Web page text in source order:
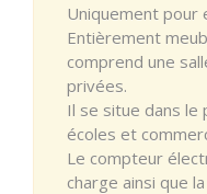
Uniquement pour
Entièrement
comprend une
privées.
Il se situe dans le
écoles et
Le compteur
charge ainsi que